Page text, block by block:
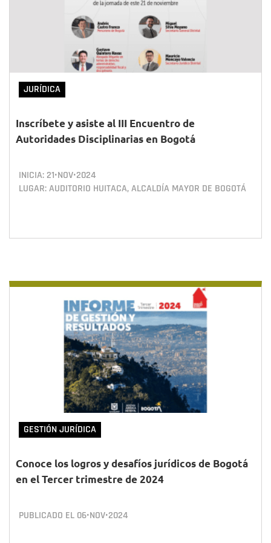
JURÍDICA
Inscríbete y asiste al III Encuentro de
Autoridades Disciplinarias en Bogotá
INICIA: 21•NOV•2024
LUGAR: AUDITORIO HUITACA, ALCALDÍA MAYOR DE BOGOTÁ
GESTIÓN JURÍDICA
Conoce los logros y desafíos jurídicos de Bogotá
en el Tercer trimestre de 2024
PUBLICADO EL 06•NOV•2024